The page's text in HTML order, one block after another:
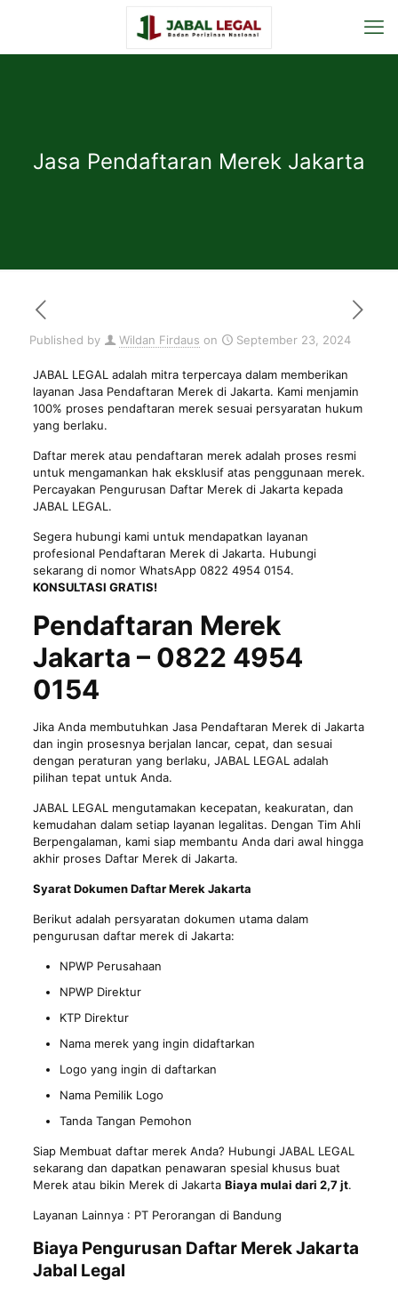
Jasa Pendaftaran Merek Jakarta
Published by Wildan Firdaus on September 23, 2024
JABAL LEGAL adalah mitra terpercaya dalam memberikan
layanan Jasa Pendaftaran Merek di Jakarta. Kami menjamin
100% proses pendaftaran merek sesuai persyaratan hukum
yang berlaku.
Daftar merekatau pendaftaran merek adalah proses resmi
untuk mengamankan hak eksklusif atas penggunaan merek.
Percayakan Pengurusan Daftar Merek di Jakarta kepada
JABAL LEGAL.
Segera hubungi kami untuk mendapatkan layanan
profesional Pendaftaran Merek di Jakarta. Hubungi
sekarang di nomor WhatsApp 0822 4954 0154.
KONSULTASI GRATIS!
Pendaftaran Merek
Jakarta – 0822 4954
0154
Jika Anda membutuhkan Jasa Pendaftaran Merek di Jakarta
dan ingin prosesnya berjalan lancar, cepat, dan sesuai
dengan peraturan yang berlaku, JABAL LEGAL adalah
pilihan tepat untuk Anda.
JABAL LEGAL mengutamakan kecepatan, keakuratan, dan
kemudahan dalam setiap layanan legalitas. Dengan Tim Ahli
Berpengalaman, kami siap membantu Anda dari awal hingga
akhir proses Daftar Merek di Jakarta.
Syarat Dokumen Daftar Merek Jakarta
Berikut adalah persyaratan dokumen utama dalam
pengurusan daftar merek di Jakarta:
NPWP Perusahaan
NPWP Direktur
KTP Direktur
Nama merek yang ingin didaftarkan
Logo yang ingin di daftarkan
Nama Pemilik Logo
Tanda Tangan Pemohon
Siap Membuat daftar merek Anda? Hubungi JABAL LEGAL
sekarang dan dapatkan penawaran spesial khusus buat
Merek atau bikin Merek di Jakarta Biaya mulai dari 2,7 jt.
Layanan Lainnya : PT Perorangan di Bandung
Biaya Pengurusan Daftar Merek Jakarta
Jabal Legal